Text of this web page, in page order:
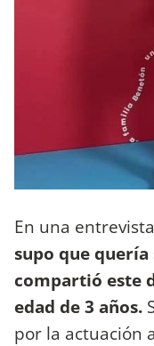
En una
supo que
compartió este
edad de 3 años.
por la actuación